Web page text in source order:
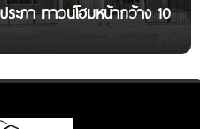
ะภา ทาวน์โฮมหน้ากว้าง 10